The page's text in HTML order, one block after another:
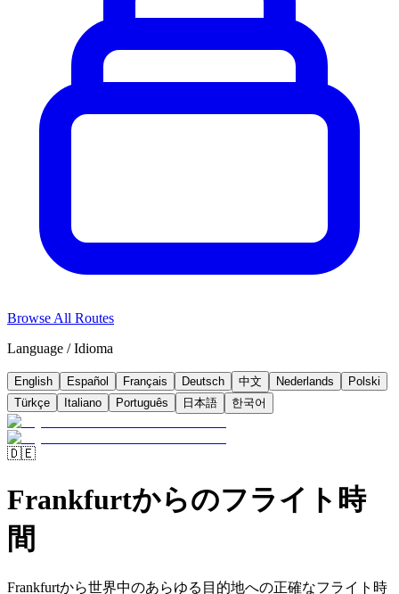
Browse All Routes
Language / Idioma
English Español Français Deutsch 中文 Nederlands
Polski
Türkçe
Italiano Português 日本語 한국어
🇩🇪
Frankfurtからのフライト時
間
Frankfurtから世界中のあらゆる目的地への正確なフライト時